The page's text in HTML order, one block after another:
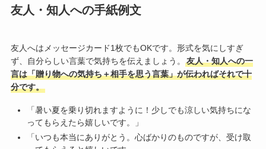
友人・知人への手紙例文
友人へはメッセージカード1枚でもOKです。形式を気にしすぎ
ず、自分らしい言葉で気持ちを伝えましょう。
友人・知人への一
言は「贈り物への気持ち＋相手を思う言葉」が伝わればそれで十
分です。
「暑い夏を乗り切れますように！少しでも涼しい気持ちにな
ってもらえたら嬉しいです。」
「いつも本当にありがとう。心ばかりのものですが、受け取